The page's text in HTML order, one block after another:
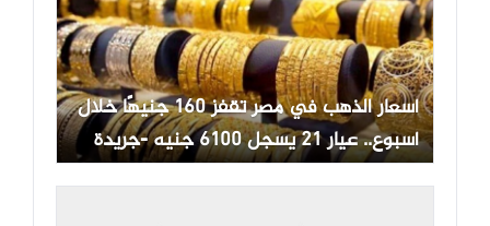
أسعار الذهب في مصر تقفز 160 جنيهًا خلال
أسبوع.. عيار 21 يسجل 6100 جنيه -جريدة
المال